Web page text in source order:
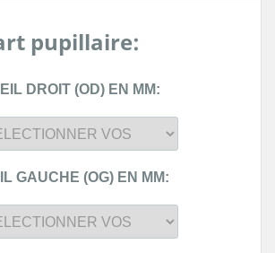
pupillaire:
DROIT (OD) EN MM:
GAUCHE (OG) EN MM: